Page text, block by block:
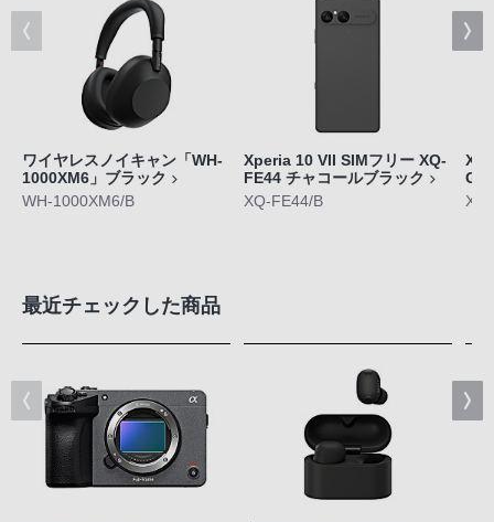
ワイヤレスノイキャン「WH-
1000XM6」ブラック
WH-1000XM6/B
Xperia 10 VII SIMフリー XQ-
FE44 チャコールブラック
XQ-FE44/B
最近チェックした商品